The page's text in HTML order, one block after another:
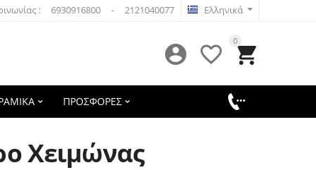
Ελληνικά
: 6930916800 - 2121040077
0



ΠΡΟΣΦΟΡΕΣ
Χειμώνας